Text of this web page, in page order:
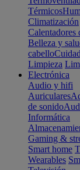
Térmicos
Climatización
Calentadores
Belleza y
cabello
Limpieza
Electrónica
Audio y hifi
Auriculares
de sonido
Informática
Gaming &
Smart home
Wearables